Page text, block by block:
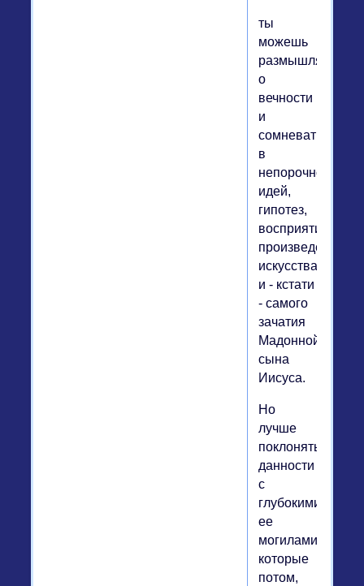
ты
можешь
размышлять
о
вечности
и
сомневаться
в
непорочности
идей,
гипотез,
восприятия
произведения
искусства
и - кстати
- самого
зачатия
Мадонной
сына
Иисуса.
Но
лучше
поклоняться
данности
с
глубокими
ее
могилами,
которые
потом,